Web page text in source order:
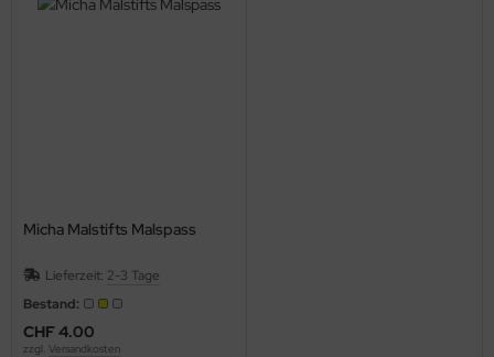
Micha Malstifts Malspass
Lieferzeit: 2-3 Tage
Bestand:
CHF 4.00
zzgl. Versandkosten